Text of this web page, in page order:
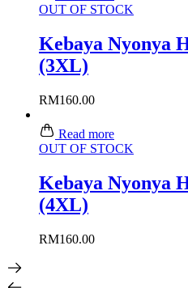
OUT OF STOCK
Kebaya Nyonya
(3XL)
RM160.00
Read more
OUT OF STOCK
Kebaya Nyonya
(4XL)
RM160.00